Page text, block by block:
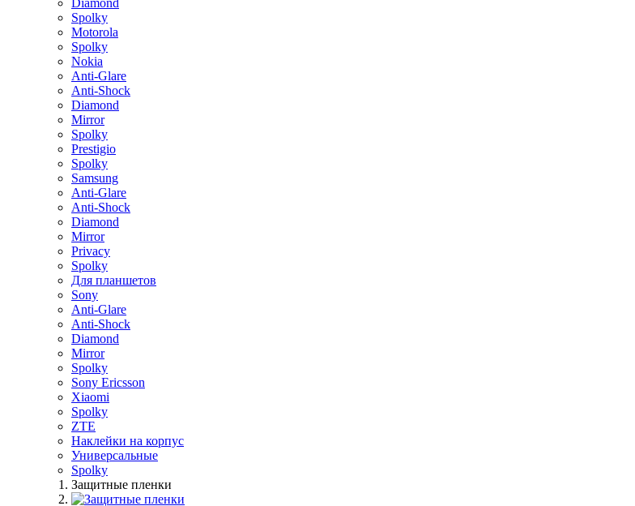
Diamond
Spolky
Motorola
Spolky
Nokia
Anti-Glare
Anti-Shock
Diamond
Mirror
Spolky
Prestigio
Spolky
Samsung
Anti-Glare
Anti-Shock
Diamond
Mirror
Privacy
Spolky
Для планшетов
Sony
Anti-Glare
Anti-Shock
Diamond
Mirror
Spolky
Sony Ericsson
Xiaomi
Spolky
ZTE
Наклейки на корпус
Универсальные
Spolky
Защитные пленки